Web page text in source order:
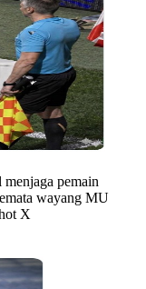
pemain
wayang MU
X